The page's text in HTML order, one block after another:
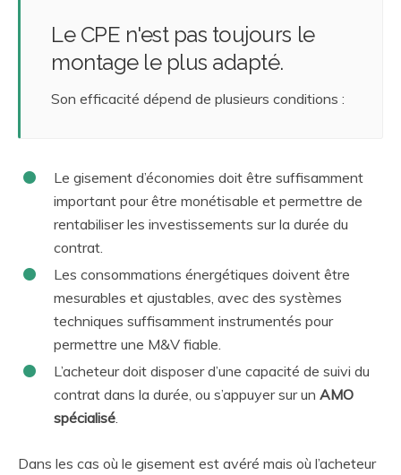
Le CPE n'est pas toujours le
montage le plus adapté.
Son efficacité dépend de plusieurs conditions :
Le gisement d’économies doit être suffisamment
important pour être monétisable et permettre de
rentabiliser les investissements sur la durée du
contrat.
Les consommations énergétiques doivent être
mesurables et ajustables, avec des systèmes
techniques suffisamment instrumentés pour
permettre une M&V fiable.
L’acheteur doit disposer d’une capacité de suivi du
contrat dans la durée, ou s’appuyer sur un AMO
spécialisé
Dans les cas où le gisement est avéré mais où l’acheteur